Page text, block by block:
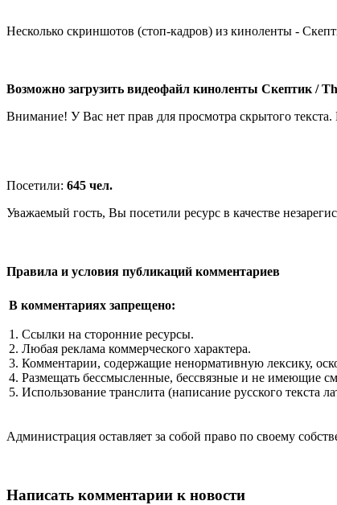
Несколько скриншотов (стоп-кадров) из киноленты -
Возможно загрузить видеофайл киноленты Скептик /
Внимание! У Вас нет прав для просмотра скрытого
Посетили: 645 чел.
Уважаемый гость, Вы посетили ресурс в качестве
Правила и условия публикаций комментариев
В комментариях запрещено:
1. Ссылки на сторонние ресурсы.
2. Любая реклама коммерческого характера.
3. Комментарии, содержащие ненормативную лексику,
4. Размещать бессмысленные, бессвязные и не имеющие
5. Использование транслита (написание русского текста
Администрация оставляет за собой право по своему
Написать комментарии к новости